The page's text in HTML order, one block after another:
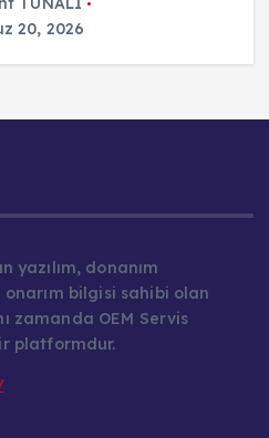
20, 2026
yazılım, donanım
bilgisi sahibi olan
zamanda OEM Servis
platformdur.